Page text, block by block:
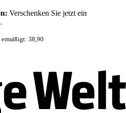
Verschenken Sie jetzt ein
38,90